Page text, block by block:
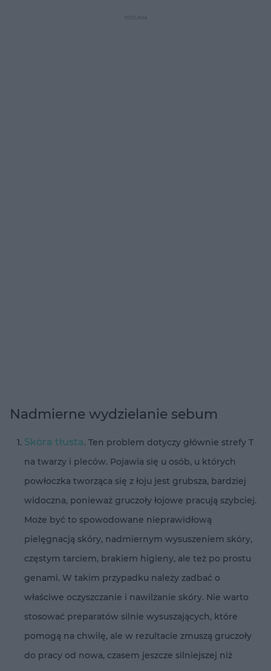
Nadmierne wydzielanie sebum
Skóra tłusta. Ten problem dotyczy głównie strefy T
na twarzy i pleców. Pojawia się u osób, u których
powłoczka tworząca się z łoju jest grubsza, bardziej
widoczna, ponieważ gruczoły łojowe pracują szybciej.
Może być to spowodowane nieprawidłową
pielęgnacją skóry, nadmiernym wysuszeniem skóry,
częstym tarciem, brakiem higieny, ale też po prostu
genami. W takim przypadku należy zadbać o
właściwe oczyszczanie i nawilżanie skóry. Nie warto
stosować preparatów silnie wysuszających, które
pomogą na chwilę, ale w rezultacie zmuszą gruczoły
do pracy od nowa, czasem jeszcze silniejszej niż